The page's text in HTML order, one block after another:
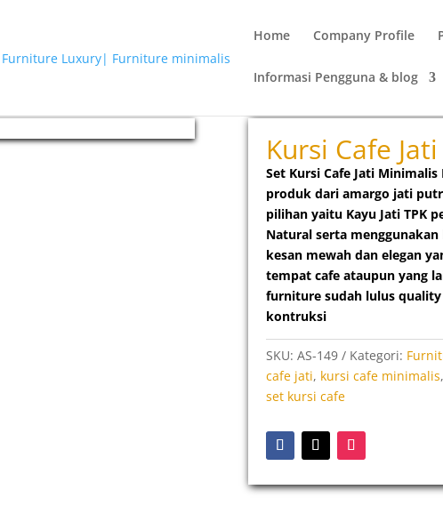
Home Company Profile
Informasi Pengguna & blog
Kursi Cafe
Set Kursi Cafe Jati
produk dari amargo jati
pilihan yaitu Kayu Jati TPK
Natural serta
kesan mewah dan elegan
tempat cafe ataupun yang
furniture sudah lulus
kontruksi
SKU: AS-149 Kategori:
cafe jati, kursi cafe minimalis,
set kursi cafe